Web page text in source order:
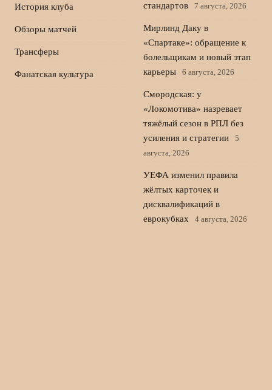
История клуба
Обзоры матчей
Трансферы
Фанатская культура
стандартов
7 августа, 2026
Мирлинд Даку в
«Спартаке»: обращение к
болельщикам и новый этап
карьеры
6 августа, 2026
Смородская: у
«Локомотива» назревает
тяжёлый сезон в РПЛ без
усиления и стратегии
5
августа, 2026
УЕФА изменил правила
жёлтых карточек и
дисквалификаций в
еврокубках
4 августа, 2026